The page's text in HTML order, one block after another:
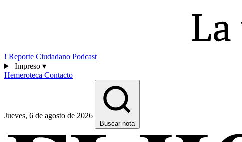
! Reporte Ciudadano Podcast
Impreso ▾
Hemeroteca Contacto
Jueves, 6 de agosto de 2026
Buscar nota